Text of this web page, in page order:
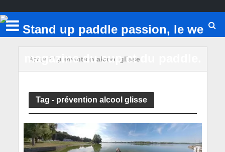
Accueil/ prévention alcool glisse
Tag - prévention alcool glisse